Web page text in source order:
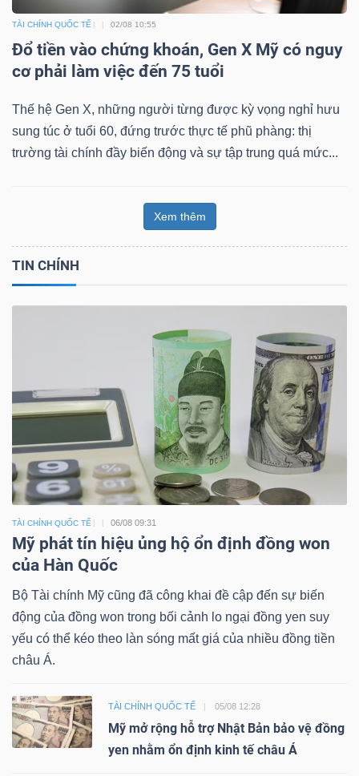
TÀI CHÍNH QUỐC TẾ 02/08 10:55
Đổ tiền vào chứng khoán, Gen X Mỹ có nguy
cơ phải làm việc đến 75 tuổi
Thế hệ Gen X, những người từng được kỳ vọng nghỉ hưu
sung túc ở tuổi 60, đứng trước thực tế phũ phàng: thị
trường tài chính đầy biến động và sự tập trung quá mức...
Xem thêm
TIN CHÍNH
TÀI CHÍNH QUỐC TẾ 06/08 09:31
Mỹ phát tín hiệu ủng hộ ổn định đồng won
của Hàn Quốc
Bộ Tài chính Mỹ cũng đã công khai đề cập đến sự biến
động của đồng won trong bối cảnh lo ngại đồng yen suy
yếu có thể kéo theo làn sóng mất giá của nhiều đồng tiền
châu Á.
TÀI CHÍNH QUỐC TẾ 05/08 12:28
Mỹ mở rộng hỗ trợ Nhật Bản bảo vệ đồng
yen nhằm ổn định kinh tế châu Á